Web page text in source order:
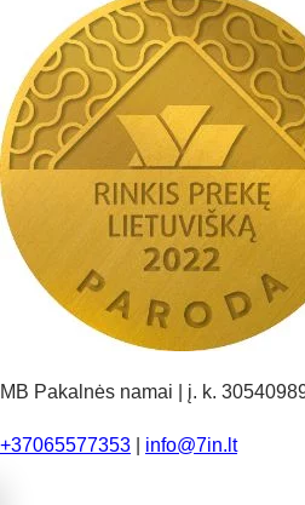
MB Pakalnės namai | į. k.
+37065577353 info@7in.lt